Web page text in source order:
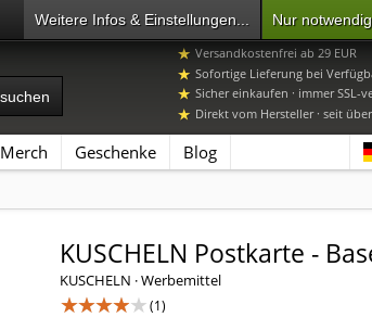
Merch Geschenke Blog
07392 96649-0 Mo-Do 9-16
Versandkostenfrei ab 29 EUR
Sofortige Lieferung bei
Sicher einkaufen · immer SSL-
Direkt vom Hersteller · seit
KUSCHELN Postkarte -
KUSCHELN · Werbemittel
★★★★★(1)
Nur
Weitere Infos & Einstellungen...